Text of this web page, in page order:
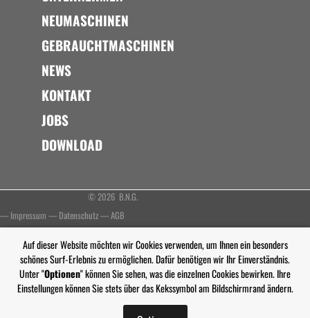
NEUMASCHINEN
GEBRAUCHTMASCHINEN
NEWS
KONTAKT
JOBS
DOWNLOAD
© 2026 B.N.G.
— Impressum — Datenschutz—AGB
Auf dieser Website möchten wir Cookies verwenden, um Ihnen ein besonders
schönes Surf-Erlebnis zu ermöglichen. Dafür benötigen wir Ihr Einverständnis.
Unter "Optionen" können Sie sehen, was die einzelnen Cookies bewirken. Ihre
Einstellungen können Sie stets über das Kekssymbol am Bildschirmrand ändern.